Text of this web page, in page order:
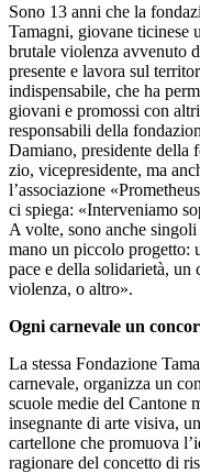
Sono 13 anni che la
Tamagni, giovane ticinese
brutale violenza avvenuto
presente e lavora sul
indispensabile, che ha
giovani e promossi con
responsabili della
Damiano, presidente della
zio, vicepresidente, ma
l’associazione
ci spiega: «Interveniamo
A volte, sono anche
mano un piccolo progetto:
pace e della solidarietà, un
violenza, o altro».
Ogni carnevale un
La stessa Fondazione
carnevale, organizza un
scuole medie del Cantone
insegnante di arte visiva,
cartellone che promuova
ragionare del concetto di